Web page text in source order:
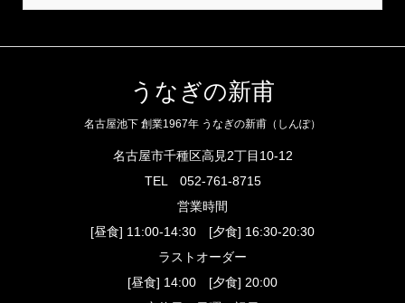
うなぎの新甫
名古屋池下 創業1967年 うなぎの新甫（しんぽ）
名古屋市千種区高見2丁目10-12
TEL 052-761-8715
営業時間
[昼食] 11:00-14:30 [夕食] 16:30-20:30
ラストオーダー
[昼食] 14:00 [夕食] 20:00